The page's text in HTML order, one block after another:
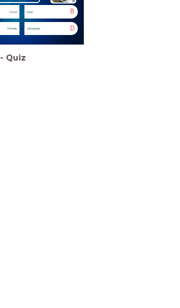
Corso B
Expo
Floriade D
Olympiade
- Quiz